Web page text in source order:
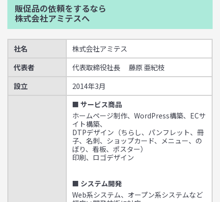
販促品の依頼をするなら
株式会社アミテスへ
社名
株式会社アミテス
代表者
代表取締役社長 藤原 亜紀枝
設立
2014年3月
■ サービス商品
ホームページ制作、WordPress構築、ECサ
イト構築、
DTPデザイン（ちらし、パンフレット、冊
子、名刺、ショップカード、メニュー、の
ぼり、看板、ポスター）
印刷、ロゴデザイン
■ システム開発
Web系システム、オープン系システムなど